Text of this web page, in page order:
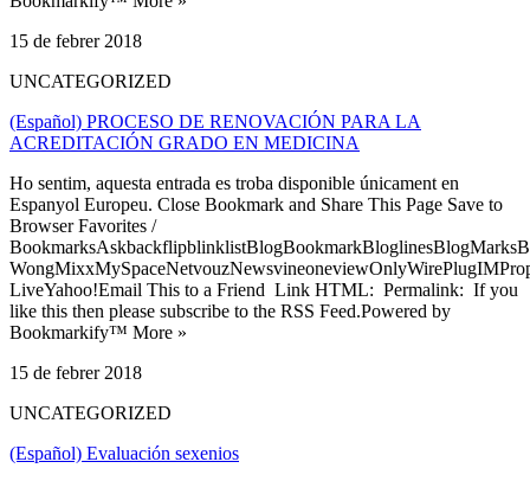
15 de febrer 2018
UNCATEGORIZED
(Español) PROCESO DE RENOVACIÓN PARA LA
ACREDITACIÓN GRADO EN MEDICINA
Ho sentim, aquesta entrada es troba disponible únicament en
Espanyol Europeu. Close Bookmark and Share This Page Save to
Browser Favorites /
LiveYahoo!Email This to a Friend Link HTML: Permalink: If you
like this then please subscribe to the RSS Feed.Powered by
Bookmarkify™ More »
15 de febrer 2018
UNCATEGORIZED
(Español) Evaluación sexenios